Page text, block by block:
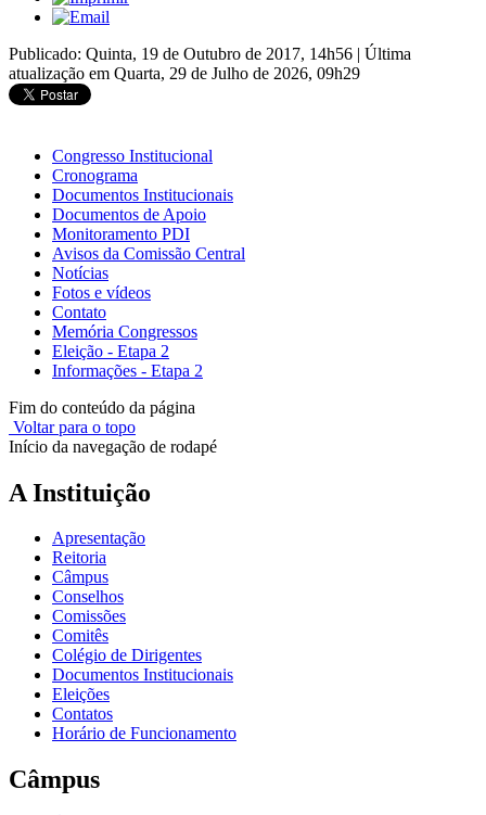
Publicado: Quinta, 19 de Outubro de 2017, 14h56 | Última
atualização em Quarta, 29 de Julho de 2026, 09h29
Congresso Institucional
Cronograma
Documentos Institucionais
Documentos de Apoio
Monitoramento PDI
Avisos da Comissão Central
Notícias
Fotos e vídeos
Contato
Memória Congressos
Eleição - Etapa 2
Informações - Etapa 2
Fim do conteúdo da página
Voltar para o topo
Início da navegação de rodapé
A Instituição
Apresentação
Reitoria
Câmpus
Conselhos
Comissões
Comitês
Colégio de Dirigentes
Documentos Institucionais
Eleições
Contatos
Horário de Funcionamento
Câmpus